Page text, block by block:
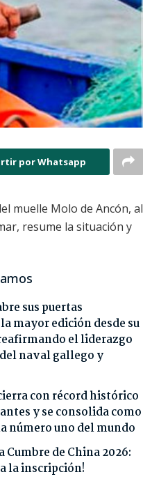
por Whatsapp
muelle Molo de Ancón, al
resume la situación y
sus puertas
mayor edición desde su
el liderazgo
naval gallego y
con récord histórico
y se consolida como
número uno del mundo
Cumbre de China 2026:
la inscripción!